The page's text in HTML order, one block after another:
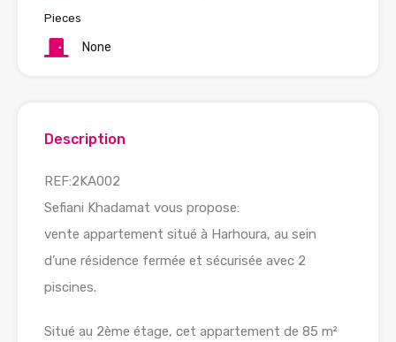
Pieces
None
Description
REF:2KA002
Sefiani Khadamat vous propose:
vente appartement situé à Harhoura, au sein
d’une résidence fermée et sécurisée avec 2
piscines.
Situé au 2ème étage, cet appartement de 85 m²